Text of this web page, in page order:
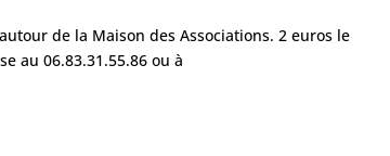
de la Maison des Associations. 2 euros le
au 06.83.31.55.86 ou à